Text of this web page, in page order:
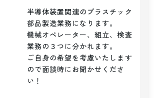
半導体装置関連のプラスチック
部品製造業務になります。
機械オペレーター、組立、検査
業務の３つに分かれます。
ご自身の希望を考慮いたします
ので面談時にお聞かせくださ
い！